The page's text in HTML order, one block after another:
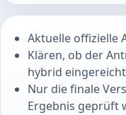
Aktuelle offizielle
Klären, ob der
hybrid
Nur die finale
Ergebnis geprüft